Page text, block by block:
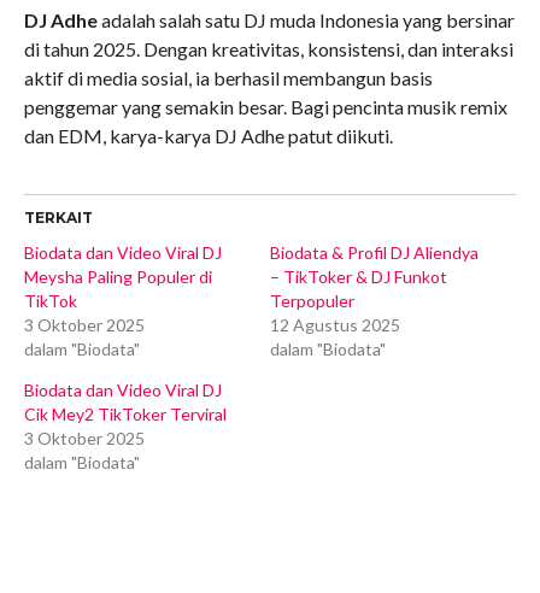
DJ Adheadalah salah satu DJ muda Indonesia yang bersinar
di tahun 2025. Dengan kreativitas, konsistensi, dan interaksi
aktif di media sosial, ia berhasil membangun basis
penggemar yang semakin besar. Bagi pencinta musik remix
dan EDM, karya-karya DJ Adhe patut diikuti.
TERKAIT
Biodata dan Video Viral DJ
Meysha Paling Populer di
TikTok
3 Oktober 2025
dalam "Biodata"
Biodata & Profil DJ Aliendya
– TikToker & DJ Funkot
Terpopuler
12 Agustus 2025
dalam "Biodata"
Biodata dan Video Viral DJ
Cik Mey2 TikToker Terviral
3 Oktober 2025
dalam "Biodata"